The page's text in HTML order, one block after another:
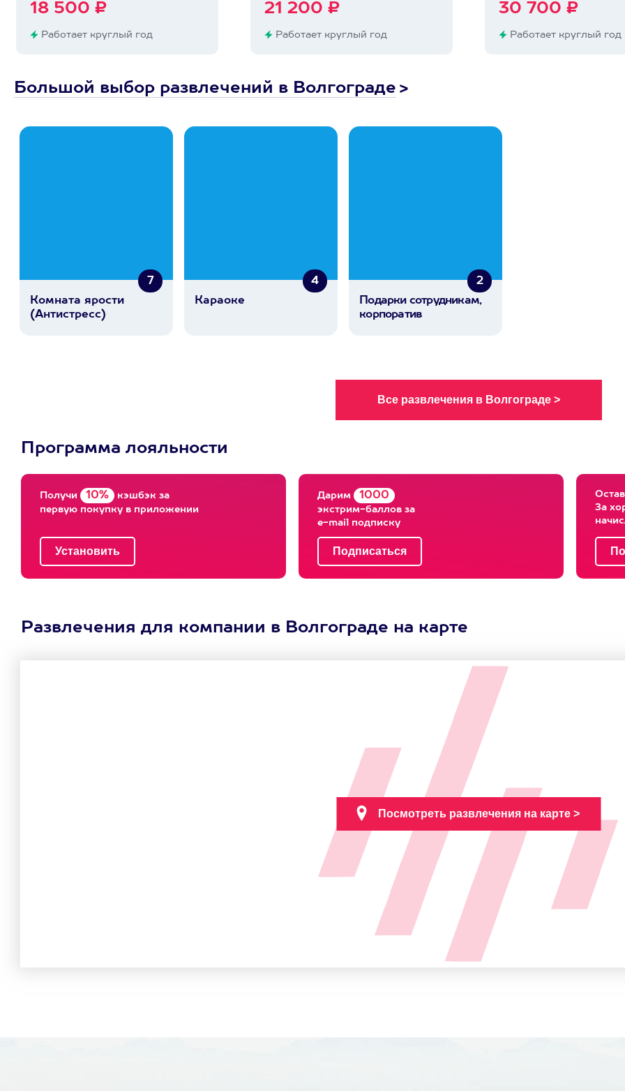
18 500 ₽
Работает круглый год
21 200 ₽
Работает круглый год
30 700 ₽
Работает круглый год
Большой выбор развлечений в Волгограде >
7
Комната ярости
(Антистресс)
4
Караоке
2
Подарки сотрудникам,
корпоратив
Программа лояльности
Получи 10% кэшбэк за
первую покупку в приложении
Дарим 1000
экстрим-баллов за
e-mail подписку
За
Развлечения для компании в Волгограде на карте